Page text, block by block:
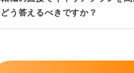
どう答えるべきですか？